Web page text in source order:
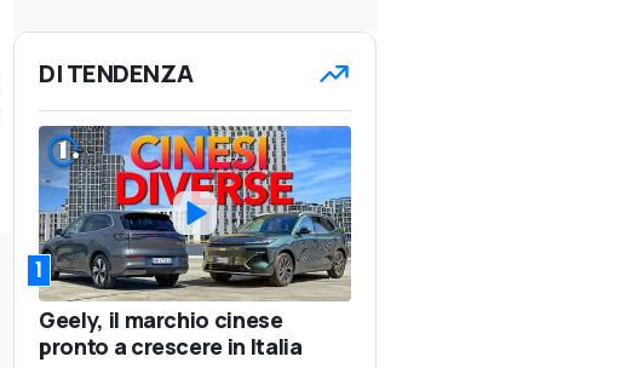
DI TENDENZA
1
Geely, il marchio cinese
pronto a crescere in Italia